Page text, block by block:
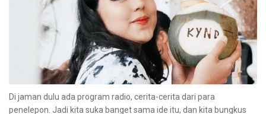
Di jaman dulu ada program radio, cerita-cerita dari para
penelepon. Jadi kita suka banget sama ide itu, dan kita bungkus